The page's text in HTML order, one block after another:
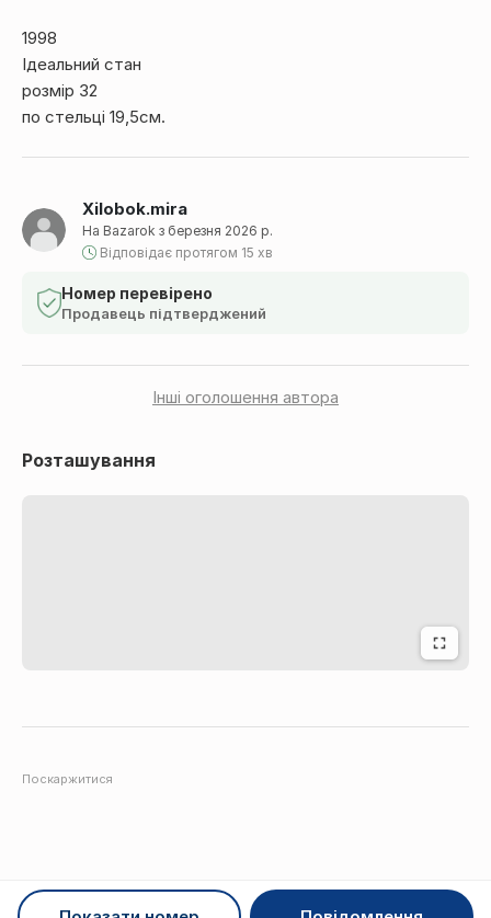
Xilobok.mira
На Bazarok з березня 2026 р.
Відповідає протягом 15 хв
Номер перевірено
Продавець підтверджений
Інші оголошення автора
1998
Ідеальний стан
розмір 32
по стельці 19,5см.
Розташування
Поскаржитися